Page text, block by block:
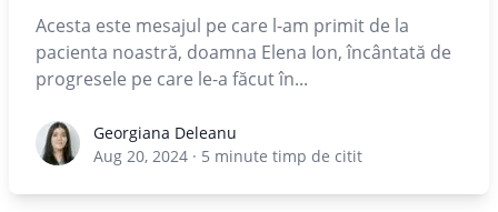
Acesta este mesajul pe care l-am primit de la
pacienta noastră, doamna Elena Ion, încântată de
progresele pe care le-a făcut în...
Georgiana Deleanu
Georgiana Deleanu
Aug 20, 2024 · 5 minute timp de citit